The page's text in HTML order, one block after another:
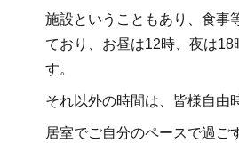
施設ということもあり、食事
ており、お昼は12時、夜は18
す。
それ以外の時間は、皆様自由
居室でご自分のペースで過ご